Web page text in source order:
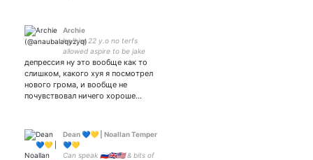
Archie
he/him 22 y.o no terfs
allowed aspire to be jake
peralta or choi yeonjun when
I grow up
депрессия ну это вообще как то
слишком, какого хуя я посмотрел
нового грома, и вообще не
почувствовал ничего хороше…
Dean 💙💛 | Noallan Temper
💙💛
Can speak 🇷🇺🇬🇧🇺🇸 & bits of